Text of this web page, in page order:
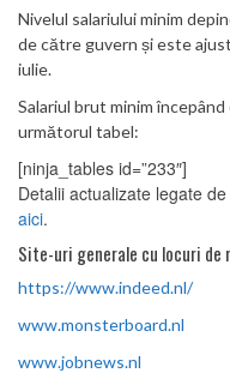
Nivelul salariului minim
de către guvern și este
iulie.
Salariul brut minim
următorul tabel:
[ninja_tables id=”233″]
Detalii actualizate legate
aici.
Site-uri generale cu locuri de
https://www.indeed.nl/
www.monsterboard.nl
www.jobnews.nl